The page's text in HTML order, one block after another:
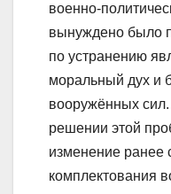
военно-
вынуждено было
по устранению
моральный дух и
вооружённых
решении этой
изменение ранее
комплектования